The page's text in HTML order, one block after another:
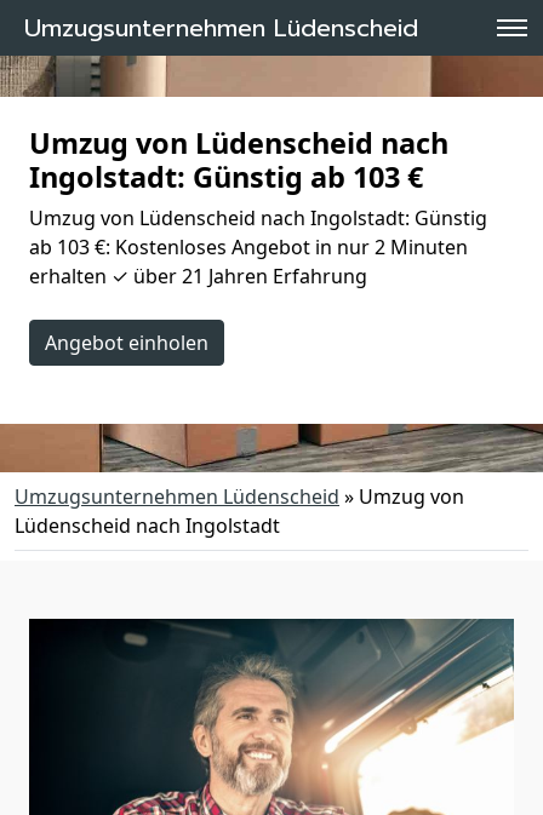
Umzugsunternehmen Lüdenscheid
Umzug von Lüdenscheid nach
Ingolstadt: Günstig ab 103 €
Umzug von Lüdenscheid nach Ingolstadt: Günstig
ab 103 €: Kostenloses Angebot in nur 2 Minuten
erhalten ✓ über 21 Jahren Erfahrung
Angebot einholen
Umzugsunternehmen Lüdenscheid » Umzug von
Lüdenscheid nach Ingolstadt